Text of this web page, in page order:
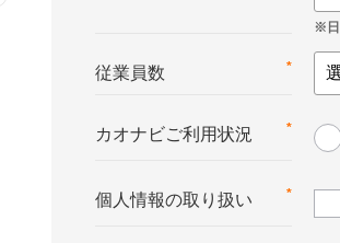
*
従業員数
*
カオナビご利用状況
*
個人情報の取り扱い